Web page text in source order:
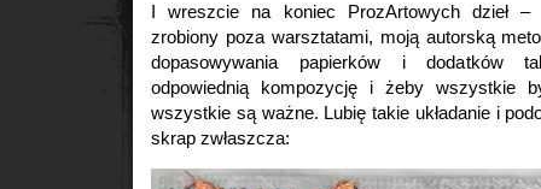
I wreszcie na koniec ProzArtowych dzieł –
zrobiony poza warsztatami, moją autorską
dopasowywania papierków i dodatków
odpowiednią kompozycję i żeby wszystkie
wszystkie są ważne. Lubię takie układanie i
skrap zwłaszcza: